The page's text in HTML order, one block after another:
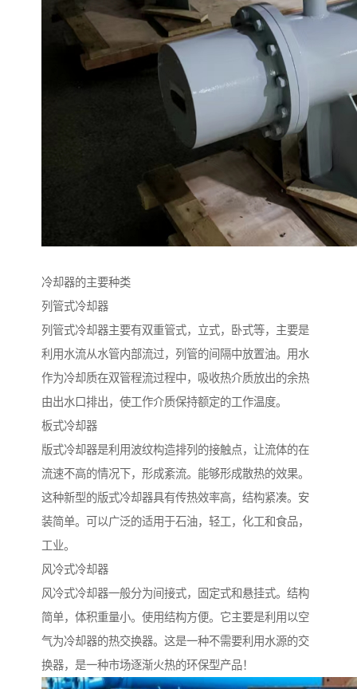
冷却器的主要种类
列管式冷却器
列管式冷却器主要有双重管式，立式，卧式等，主要是
利用水流从水管内部流过，列管的间隔中放置油。用水
作为冷却质在双管程流过程中，吸收热介质放出的余热
由出水口排出，使工作介质保持额定的工作温度。
板式冷却器
版式冷却器是利用波纹构造排列的接触点，让流体的在
流速不高的情况下，形成紊流。能够形成散热的效果。
这种新型的版式冷却器具有传热效率高，结构紧凑。安
装简单。可以广泛的适用于石油，轻工，化工和食品，
工业。
风冷式冷却器
风冷式冷却器一般分为间接式，固定式和悬挂式。结构
简单，体积重量小。使用结构方便。它主要是利用以空
气为冷却器的热交换器。这是一种不需要利用水源的交
换器，是一种市场逐渐火热的环保型产品！